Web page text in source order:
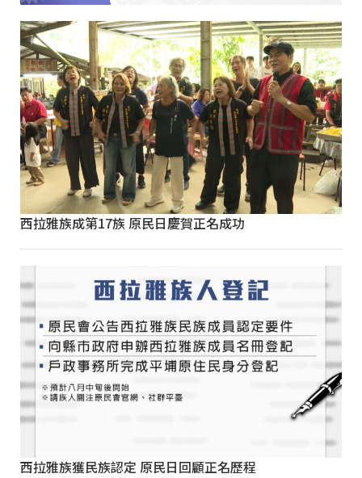
西拉雅族成第17族 原民日慶賀正名成功
西拉雅族獲民族認定 原民日回顧正名歷程